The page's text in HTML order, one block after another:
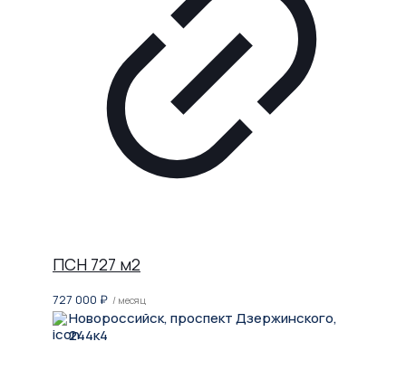
ПСН 727 м2
727 000 ₽ / месяц
Новороссийск, проспект Дзержинского,
244к4